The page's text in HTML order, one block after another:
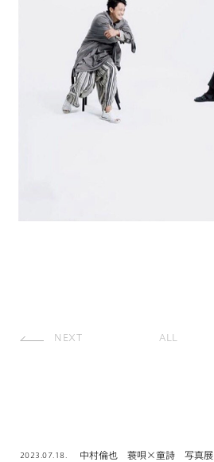
NEXT ALL
2023.07.18. 中村倫也 蓑唄×童詩 写真展